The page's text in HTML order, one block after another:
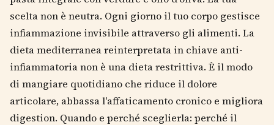
scelta non è neutra. Ogni giorno il tuo corpo gestisce
infiammazione invisibile attraverso gli alimenti. La
dieta mediterranea reinterpretata in chiave anti-
infiammatoria non è una dieta restrittiva. È il modo
di mangiare quotidiano che riduce il dolore
articolare, abbassa l'affaticamento cronico e migliora
digestion. Quando e perché sceglierla: perché il